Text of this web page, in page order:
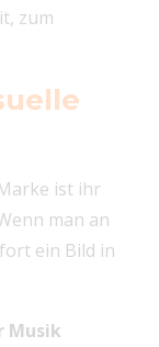
zum
ist ihr
man an
ein Bild in
Musik